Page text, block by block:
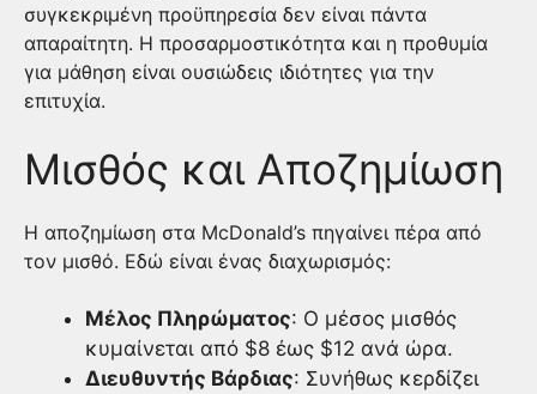
συγκεκριμένη προϋπηρεσία δεν είναι πάντα
απαραίτητη. Η προσαρμοστικότητα και η προθυμία
για μάθηση είναι ουσιώδεις ιδιότητες για την
επιτυχία.
Μισθός και Αποζημίωση
Η αποζημίωση στα McDonald’s πηγαίνει πέρα από
τον μισθό. Εδώ είναι ένας διαχωρισμός:
Μέλος Πληρώματος: Ο μέσος μισθός
κυμαίνεται από $8 έως $12 ανά ώρα.
Διευθυντής Βάρδιας: Συνήθως κερδίζει